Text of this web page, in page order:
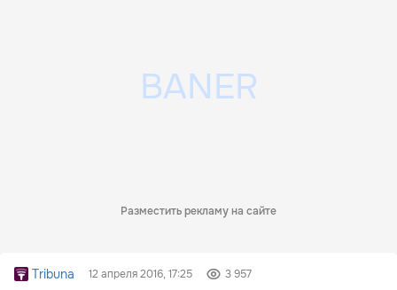
Разместить рекламу на сайте
Tribuna 12 апреля 2016, 17:25 3 957